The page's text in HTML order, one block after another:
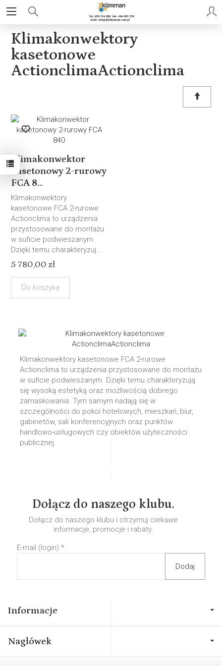
Klimakonwektory
kasetonowe
ActionclimaActionclima
Klimakonwektor
kasetonowy 2-rurowy
FCA 8...
Klimakonwektory
kasetonowe FCA 2-rurowe
Actionclima to urządzenia
przystosowane do montażu
w suficie podwieszanym.
Dzięki temu charakteryzuj...
5 780,00 zł
Do koszyka
Klimakonwektory kasetonowe FCA 2-rurowe
Actionclima to urządzenia przystosowane do montażu
w suficie podwieszanym. Dzięki temu charakteryzują
się wysoką estetyką oraz możliwością dobrego
zamaskowania. Tym samym nadają się w
szczególności do pokoi hotelowych, mieszkań, biur,
gabinetów, sali konferencyjnych oraz punktów
handlowo-usługowych czy obiektów użyteczności
publicznej.
Dołącz do naszego klubu.
Dołącz do naszego klubu i otrzymuj ciekawe
informacje, promocje i rabaty.
E-mail (login) *
Informacje
Nagłówek